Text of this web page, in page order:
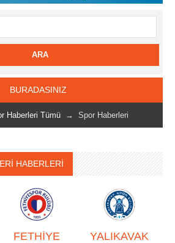
BURADASINIZ
Haberleri Tümü → Spor Haberleri
HABERLERİ
FETHİYE YALIKAVAK